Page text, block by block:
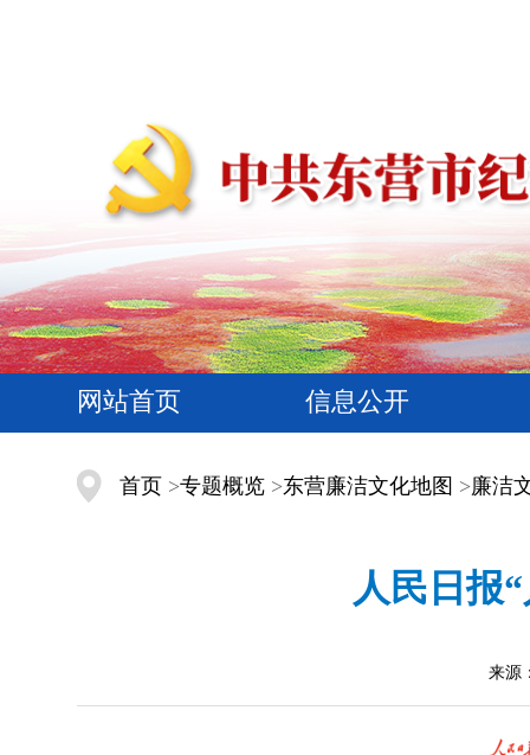
网站首页 信息公开
首页 >专题概览 >东营廉洁文化地图 >廉洁
人民日报
来源